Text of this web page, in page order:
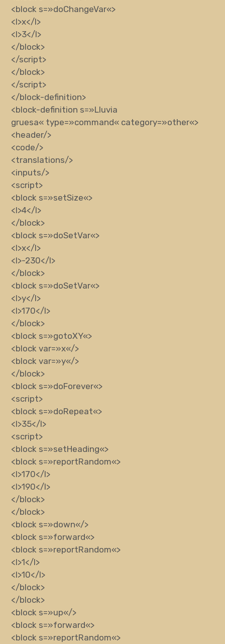
<block s=»doChangeVar«>
<l>x</l>
<l>3</l>
</block>
</script>
</block>
</script>
</block-definition>
<block-definition s=»Lluvia
gruesa« type=»command« category=»other«>
<header/>
<code/>
<translations/>
<inputs/>
<script>
<block s=»setSize«>
<l>4</l>
</block>
<block s=»doSetVar«>
<l>x</l>
<l>-230</l>
</block>
<block s=»doSetVar«>
<l>y</l>
<l>170</l>
</block>
<block s=»gotoXY«>
<block var=»x«/>
<block var=»y«/>
</block>
<block s=»doForever«>
<script>
<block s=»doRepeat«>
<l>35</l>
<script>
<block s=»setHeading«>
<block s=»reportRandom«>
<l>170</l>
<l>190</l>
</block>
</block>
<block s=»down«/>
<block s=»forward«>
<block s=»reportRandom«>
<l>1</l>
<l>10</l>
</block>
</block>
<block s=»up«/>
<block s=»forward«>
<block s=»reportRandom«>